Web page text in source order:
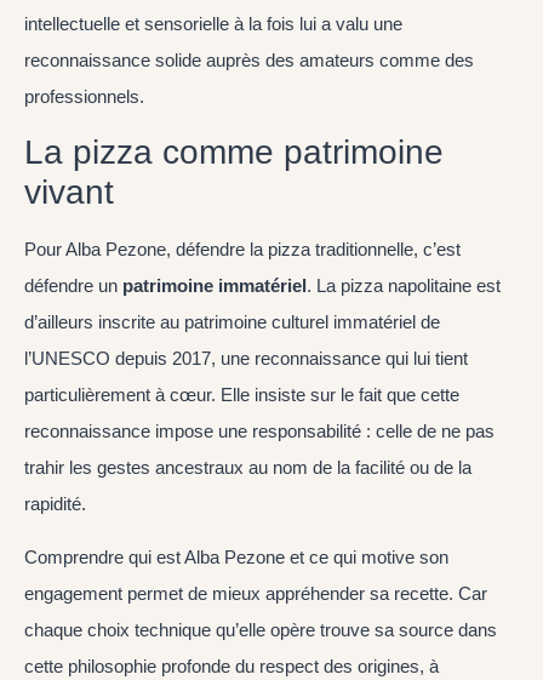
intellectuelle et sensorielle à la fois lui a valu une
reconnaissance solide auprès des amateurs comme des
professionnels.
La pizza comme patrimoine
vivant
Pour Alba Pezone, défendre la pizza traditionnelle, c’est
défendre un patrimoine immatériel. La pizza napolitaine est
d’ailleurs inscrite au patrimoine culturel immatériel de
l’UNESCO depuis 2017, une reconnaissance qui lui tient
particulièrement à cœur. Elle insiste sur le fait que cette
reconnaissance impose une responsabilité : celle de ne pas
trahir les gestes ancestraux au nom de la facilité ou de la
rapidité.
Comprendre qui est Alba Pezone et ce qui motive son
engagement permet de mieux appréhender sa recette. Car
chaque choix technique qu’elle opère trouve sa source dans
cette philosophie profonde du respect des origines, à